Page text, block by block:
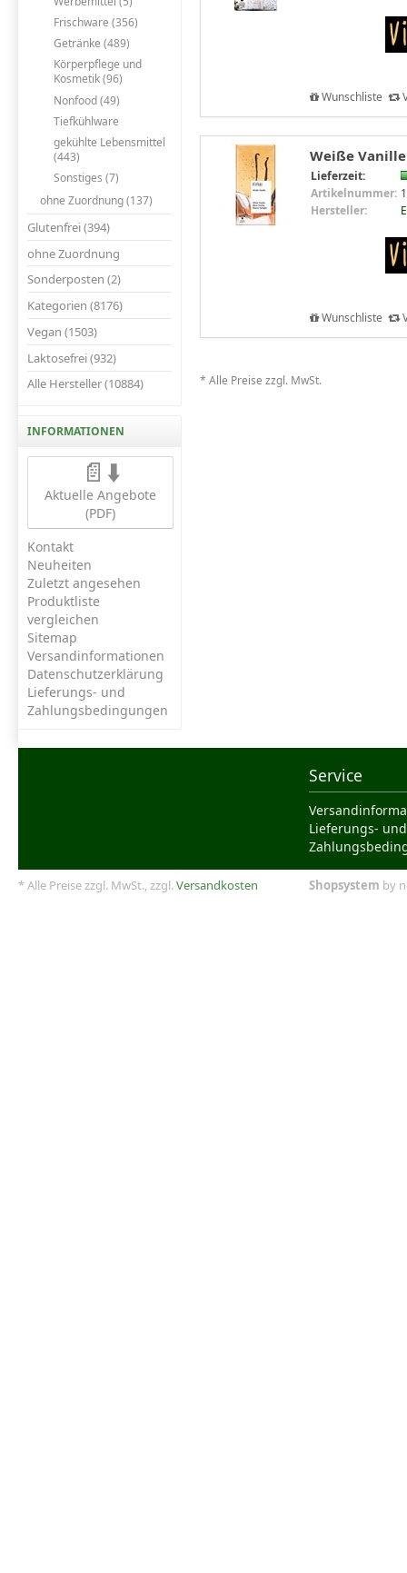
Frischware (356)
Getränke (489)
Körperpflege und
Kosmetik (96)
Nonfood (49)
Tiefkühlware
gekühlte Lebensmittel
(443)
Sonstiges (7)
ohne Zuordnung (137)
Glutenfrei (394)
ohne Zuordnung
Sonderposten (2)
Kategorien (8176)
Vegan (1503)
Laktosefrei (932)
Alle Hersteller (10884)
INFORMATIONEN
📄⬇️
Aktuelle Angebote
(PDF)
Kontakt
Neuheiten
Zuletzt angesehen
Produktliste
vergleichen
Sitemap
Versandinformationen
Datenschutzerklärung
Lieferungs- und
Zahlungsbedingungen
Wunschliste
Weiße
Lieferzeit:
Artikelnummer:
Hersteller:
Wunschliste
* Alle Preise zzgl. MwSt.
Service
Lieferungs- und
* Alle Preise zzgl. MwSt., zzgl.Versandkosten Shopsystem by